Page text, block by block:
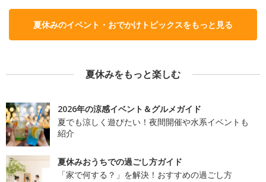
夏休みのイベント・おでかけトピックスをもっと見る
夏休みをもっと楽しむ
2026年の涼感イベント＆グルメガイド
夏でも涼しく遊びたい！夜間開催や水系イベントも
紹介
夏休みおうちでの過ごし方ガイド
「家で何する？」を解決！おすすめの過ごし方